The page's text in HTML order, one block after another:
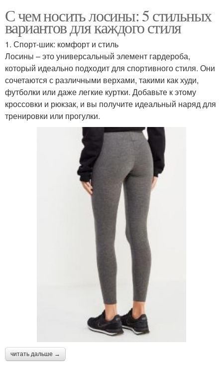
С чем носить лосины: 5 стильных
вариантов для каждого стиля
1. Спорт-шик: комфорт и стиль
Лосины – это универсальный элемент гардероба,
который идеально подходит для спортивного стиля. Они
сочетаются с различными верхами, такими как худи,
футболки или даже легкие куртки. Добавьте к этому
кроссовки и рюкзак, и вы получите идеальный наряд для
тренировки или прогулки.
читать дальше →